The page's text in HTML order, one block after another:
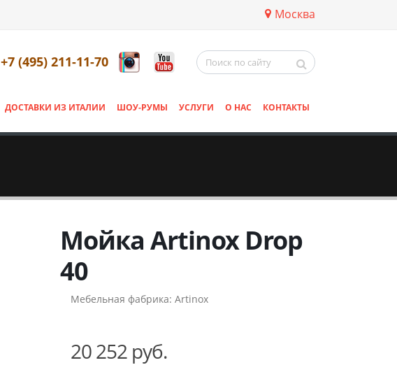
Москва
+7 (495) 211-11-70
ДОСТАВКИ ИЗ ИТАЛИИ ШОУ-РУМЫ УСЛУГИ О НАС КОНТАКТЫ
Мойка Artinox Drop
40
Мебельная фабрика: Artinox
20 252 руб.